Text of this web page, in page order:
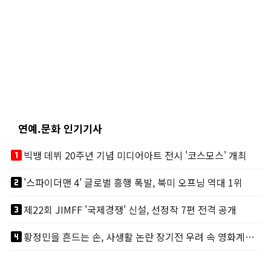
연예.문화 인기기사
looks_one빅뱅 데뷔 20주년 기념 미디어아트 전시 '코스모스' 개최
looks_two'스파이더맨 4' 글로벌 흥행 폭발, 북미 오프닝 역대 1위
looks_3제22회 JIMFF '국제경쟁' 신설, 선정작 7편 전격 공개
looks_4
황정민을 흔드는 손, 사생활 논란 장기전 우려 속 영화계도 리스크